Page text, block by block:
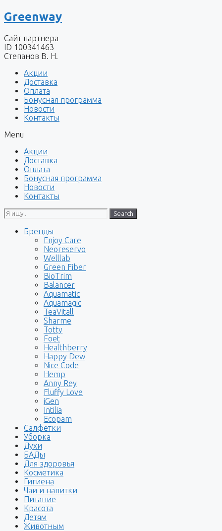
Перейти
к
Greenway
Сайт партнера
ID 100341463
Степанов В. Н.
Акции
Доставка
Оплата
Бонусная программа
Новости
Контакты
Menu
Акции
Доставка
Оплата
Бонусная программа
Новости
Контакты
Search
Бренды
Enjoy Care
Neoreservo
Welllab
Green Fiber
BioTrim
Balancer
Aquamatic
Aquamagic
TeaVitall
Sharme
Totty
Foet
Healthberry
Happy Dew
Nice Code
Hemp
Anny Rey
Fluffy Love
iGen
Intilia
Ecopam
Салфетки
Уборка
Духи
БАДы
Для здоровья
Косметика
Гигиена
Чаи и напитки
Питание
Красота
Детям
Животным